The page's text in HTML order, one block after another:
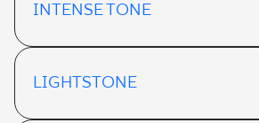
INTENSE TONE
LIGHTSTONE